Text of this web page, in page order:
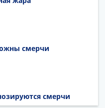
смерчи
смерчи